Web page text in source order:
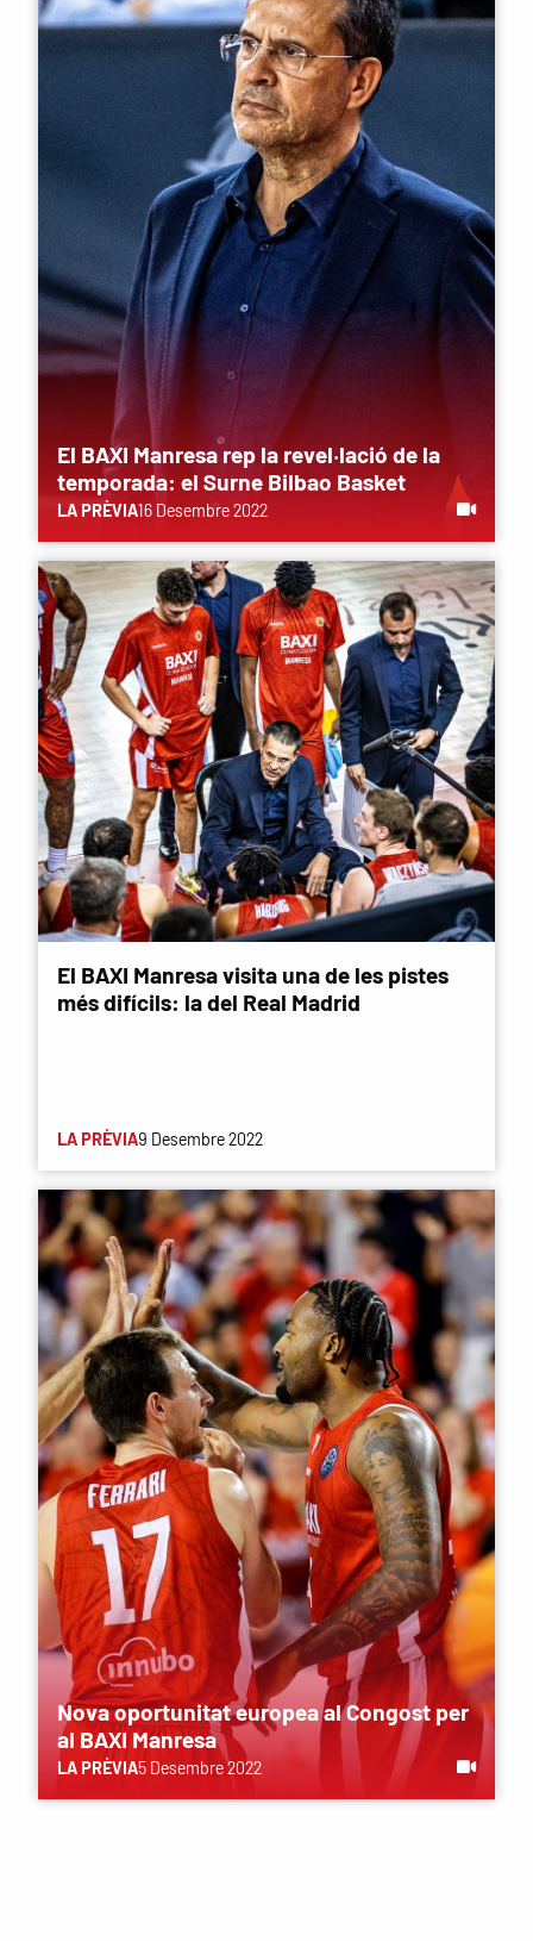
El BAXI Manresa rep la revel·lació de la
temporada: el Surne Bilbao Basket
LA PRÈVIA16 Desembre 2022
El BAXI Manresa visita una de les pistes
més difícils: la del Real Madrid
LA PRÈVIA9 Desembre 2022
Nova oportunitat europea al Congost per
al BAXI Manresa
LA PRÈVIA5 Desembre 2022